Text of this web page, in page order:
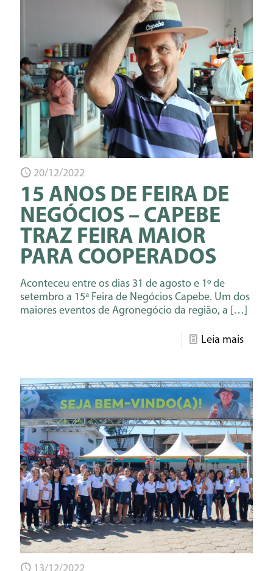
20/12/2022
15 ANOS DE FEIRA DE
NEGÓCIOS – CAPEBE
TRAZ FEIRA MAIOR
PARA COOPERADOS
Aconteceu entre os dias 31 de agosto e 1º de
setembro a 15ª Feira de Negócios Capebe. Um dos
maiores eventos de Agronegócio da região, a […]
Leia mais
13/12/2022